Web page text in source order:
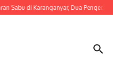
Sabu di Karanganyar, Dua Pengedar